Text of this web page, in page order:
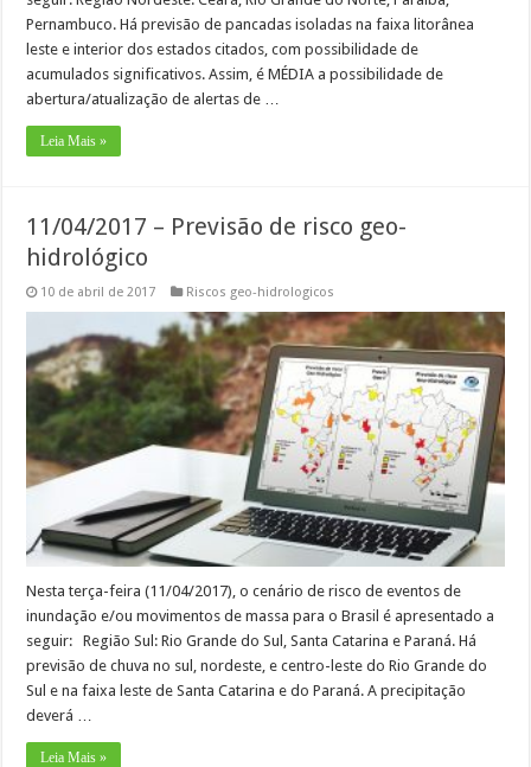
Pernambuco. Há previsão de pancadas isoladas na faixa litorânea
leste e interior dos estados citados, com possibilidade de
acumulados significativos. Assim, é MÉDIA a possibilidade de
abertura/atualização de alertas de …
Leia Mais »
11/04/2017 – Previsão de risco geo-
hidrológico
10 de abril de 2017 Riscos geo-hidrologicos
Nesta terça-feira (11/04/2017), o cenário de risco de eventos de
inundação e/ou movimentos de massa para o Brasil é apresentado a
seguir: Região Sul: Rio Grande do Sul, Santa Catarina e Paraná. Há
previsão de chuva no sul, nordeste, e centro-leste do Rio Grande do
Sul e na faixa leste de Santa Catarina e do Paraná. A precipitação
deverá …
Leia Mais »